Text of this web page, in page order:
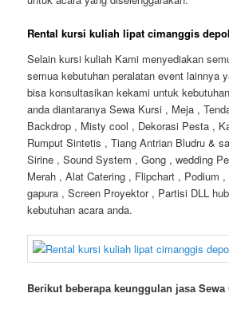
Rental kursi kuliah lipat cimanggis
Selain kursi kuliah Kami menyediakan
semua kebutuhan peralatan event lainnya
bisa konsultasikan kekami untuk
anda diantaranya Sewa Kursi , Meja ,
Backdrop , Misty cool , Dekorasi Pesta ,
Rumput Sintetis , Tiang Antrian Bludru &
Sirine , Sound System , Gong , wedding
Merah , Alat Catering , Flipchart , Podium
gapura , Screen Proyektor , Partisi DLL
kebutuhan acara anda.
Bегіkut bеbегара kеungguӏаn јаѕа